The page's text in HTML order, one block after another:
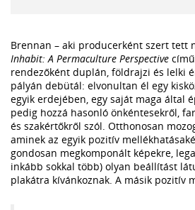
Brennan – aki producerként szert tett
Inhabit: A Permaculture Perspective
rendezőként duplán, földrajzi és lelki
pályán debütál: elvonultan él egy
egyik erdejében, egy saját maga által
pedig hozzá hasonló önkéntesekről,
és szakértőkről szól. Otthonosan
aminek az egyik pozitív
gondosan megkomponált képekre,
inkább sokkal több) olyan beállítást
plakátra kívánkoznak. A másik pozitív